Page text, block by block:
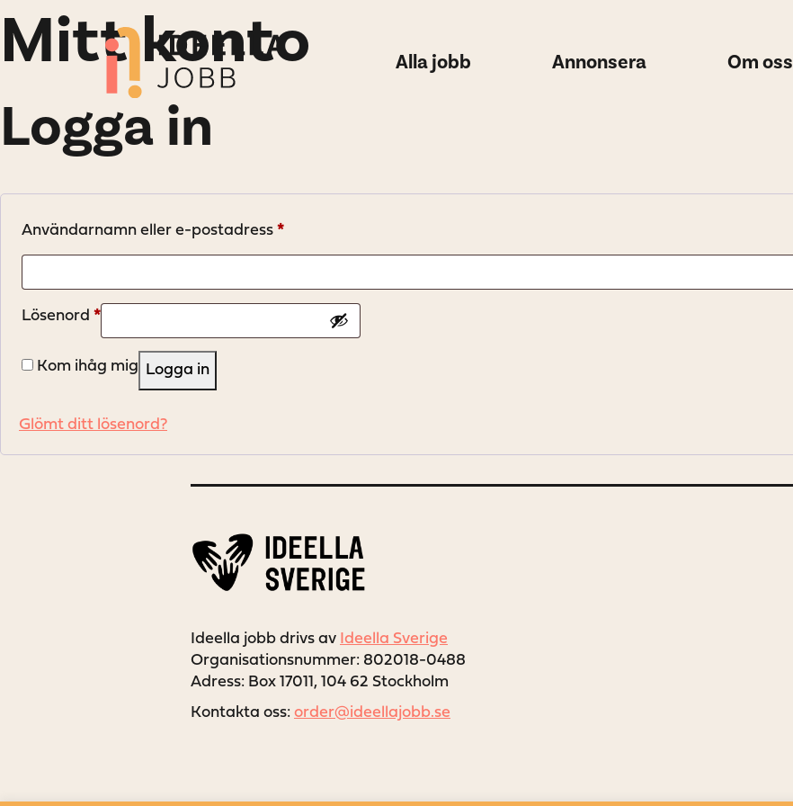
Alla jobb Annonsera Om oss
Mitt konto
Logga in
Användarnamn eller e-postadress *Obligatoriskt
Lösenord *Obligatoriskt
Kom ihåg mig Logga in
Glömt ditt lösenord?
Ideella jobb drivs av Ideella Sverige
Organisationsnummer: 802018-0488
Adress: Box 17011, 104 62 Stockholm
Kontakta oss: order@ideellajobb.se